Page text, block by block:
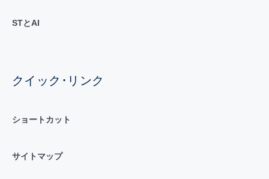
STとAI
クイック･リンク
ショートカット
サイトマップ